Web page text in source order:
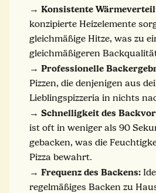
→ Konsistente
konzipierte Heizelemente
gleichmäßige Hitze, was zu
gleichmäßigeren
→ Professionelle
Pizzen, die denjenigen aus
Lieblingspizzeria in nichts
→ Schnelligkeit des
ist oft in weniger als 90
gebacken, was die
Pizza bewahrt.
→ Frequenz des Backens:
regelmäßiges Backen zu